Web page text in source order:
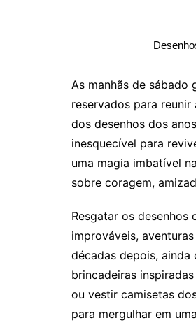
As manhãs de sábado
reservados para
dos desenhos dos
inesquecível para
uma magia imbatível
sobre coragem,
Resgatar os
improváveis,
décadas depois,
brincadeiras
ou vestir camisetas
para mergulhar em